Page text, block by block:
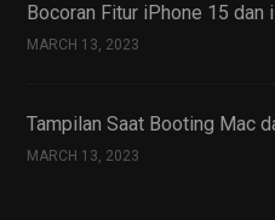
Bocoran Fitur iPhone 15 dan
MARCH 13, 2023
Tampilan Saat Booting Mac
MARCH 13, 2023